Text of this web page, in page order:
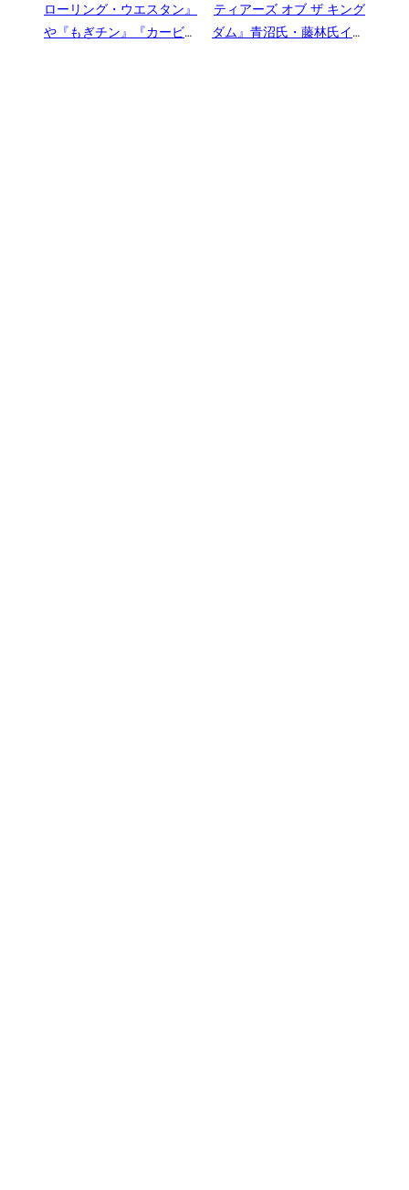
ローリング・ウエスタン』
や『もぎチン』『カービ
ティアーズ オブ ザ キング
ダム』青沼氏・藤林氏イン